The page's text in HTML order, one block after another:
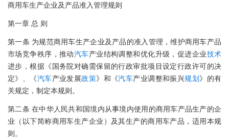
商用车生产企业及产品准入管理规则
第一章 总 则
第一条 为规范商用车生产企业及产品的准入管理，维护商用车产品
市场竞争秩序，推动汽车产业结构调整和优化升级，促进企业技术
进步，根据《国务院对确需保留的行政审批项目设定行政许可的决
定》、《汽车产业发展政策》和《汽车产业调整和振兴规划 》的有
关规定，制定本规则。
第二条 在中华人民共和国境内从事境内使用的商用车产品生产的企
业（以下简称商用车生产企业）及其生产的商用车产品，适用本规
则。